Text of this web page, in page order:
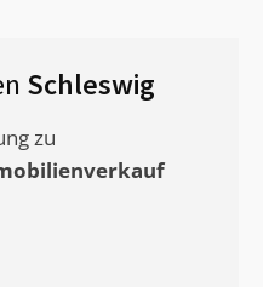
Schleswig
zu